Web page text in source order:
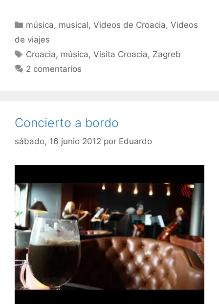
Categorías
música, musical,Videos de Croacia,Videos
de viajes
Etiquetas
Croacia, música,Visita Croacia, Zagreb
2 comentarios
Concierto a bordo
sábado, 16 junio 2012 por Eduardo